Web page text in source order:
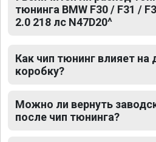
тюнинга BMW F30 / F31 /
2.0 218 лс N47D20^
Как чип тюнинг влияет на
коробку?
Можно ли вернуть
после чип тюнинга?